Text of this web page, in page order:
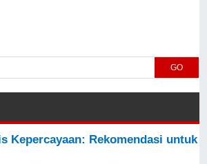
GO
Kepercayaan: Rekomendasi untuk